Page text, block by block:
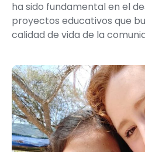
ha sido fundamental en el
proyectos educativos que
calidad de vida de la